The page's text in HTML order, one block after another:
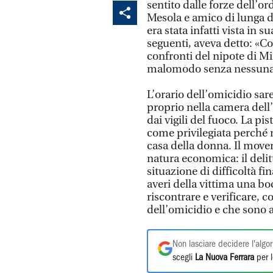
sentito dalle forze
Mesola e amico di lunga
era stata infatti vista in
seguenti, aveva detto:
confronti del nipote di
malomodo senza
L’orario dell’omicidio
proprio nella camera
dai vigili del fuoco. La
come privilegiata perché
casa della donna. Il
natura economica: il
situazione di difficoltà
averi della vittima una
riscontrare e verificare,
dell’omicidio e che sono
Non lasciare decidere
scegli La Nuova Ferrara per